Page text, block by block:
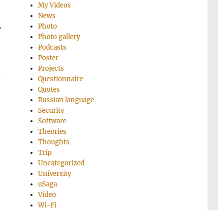
My Videos
News
Photo
Photo gallery
Podcasts
Poster
Projects
Questionnaire
Quotes
Russian language
Security
Software
Theories
Thoughts
Trip
Uncategorized
University
uSaga
Video
Wi-Fi